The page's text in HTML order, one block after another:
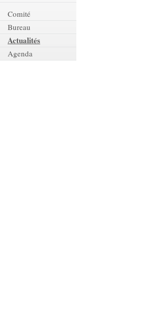
Comité
Bureau
Actualités
Agenda